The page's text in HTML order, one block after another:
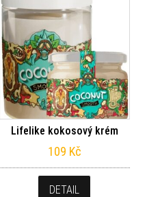
Lifelike kokosový krém
109 Kč
DETAIL